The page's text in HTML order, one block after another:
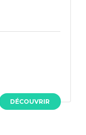
DÉCOUVRIR